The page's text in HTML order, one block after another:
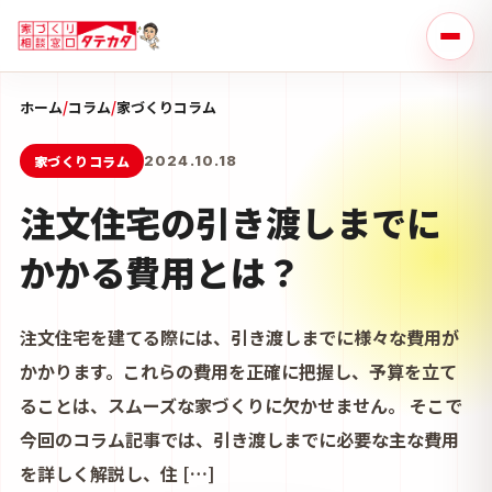
ホーム/コラム/家づくりコラム
家づくりコラム 2024.10.18
注文住宅の引き渡しまでに
かかる費用とは？
注文住宅を建てる際には、引き渡しまでに様々な費用が
かかります。これらの費用を正確に把握し、予算を立て
ることは、スムーズな家づくりに欠かせません。 そこで
今回のコラム記事では、引き渡しまでに必要な主な費用
を詳しく解説し、住 […]